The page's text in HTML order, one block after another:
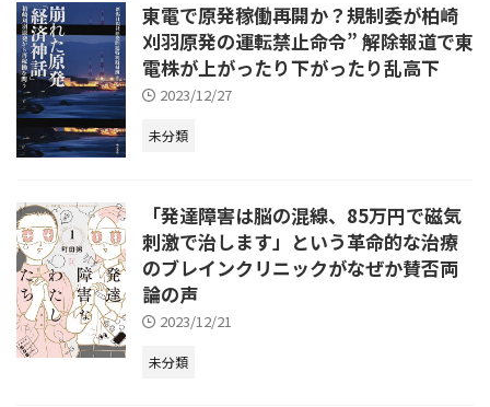
東電で原発稼働再開か？規制委が柏崎
刈羽原発の運転禁止命令” 解除報道で東
電株が上がったり下がったり乱高下
2023/12/27
未分類
「発達障害は脳の混線、85万円で磁気
刺激で治します」という革命的な治療
のブレインクリニックがなぜか賛否両
論の声
2023/12/21
未分類